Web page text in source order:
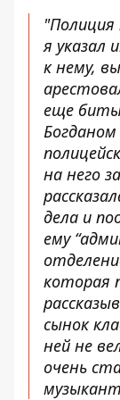
"Полиция
я указал
к нему,
еще
на него
дела и
ему
которая
сынок
ней не
очень